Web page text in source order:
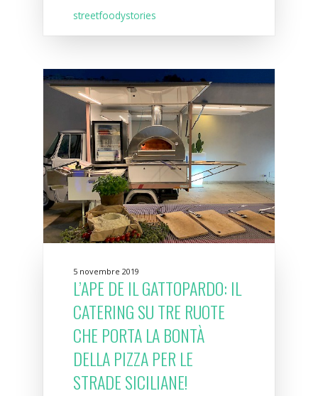
streetfoodystories
5 novembre 2019
L’APE DE IL GATTOPARDO: IL
CATERING SU TRE RUOTE
CHE PORTA LA BONTÀ
DELLA PIZZA PER LE
STRADE SICILIANE!